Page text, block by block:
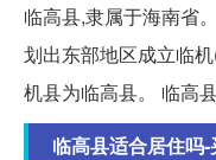
临高县,隶属于海南省
划出东部地区成立临
机县为临高县。 临高
临高县适合居住吗